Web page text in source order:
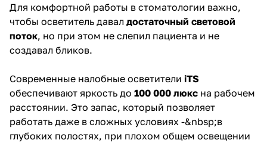
Для комфортной работы в стоматологии важно,
чтобы осветитель давал достаточный световой
поток, но при этом не слепил пациента и не
создавал бликов.
Современные налобные осветители iTS
обеспечивают яркость до 100 000 люкс на рабочем
расстоянии. Это запас, который позволяет
работать даже в сложных условиях -&nbsp;в
глубоких полостях, при плохом общем освещении